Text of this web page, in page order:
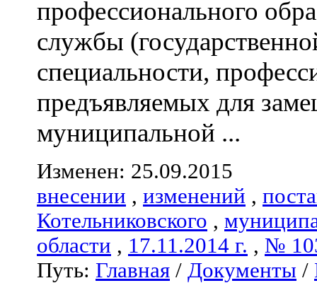
профессионального
службы
специальности,
предъявляемых для
муниципальной ...
Изменен: 25.09.2015
внесении , изменений ,
Котельниковского ,
области , 17.11.2014 г. , №
Путь: Главная / Документы /